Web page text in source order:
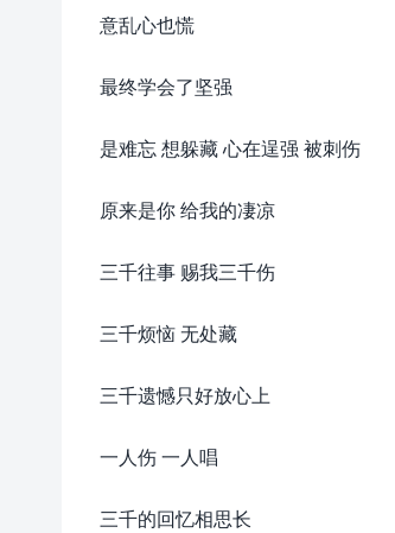
意乱心也慌
最终学会了坚强
是难忘 想躲藏 心在逞强 被刺伤
原来是你 给我的凄凉
三千往事 赐我三千伤
三千烦恼 无处藏
三千遗憾只好放心上
一人伤 一人唱
三千的回忆相思长